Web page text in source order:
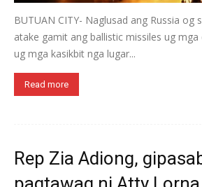
BUTUAN CITY- Naglusad ang Russia og
atake gamit ang ballistic missiles ug
ug mga kasikbit nga lugar...
Read more
Rep Zia Adiong,